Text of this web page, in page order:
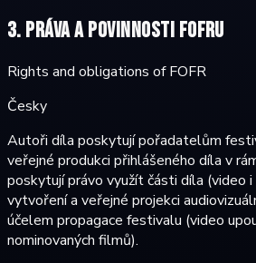
3. Práva a povinnosti FOFRu
Rights and obligations of FOFR
Česky
Autoři díla poskytují pořadatelům
veřejné produkci přihlášeného díla v
poskytují právo využít části díla (video
vytvoření a veřejné projekci
účelem propagace festivalu (video
nominovaných filmů).